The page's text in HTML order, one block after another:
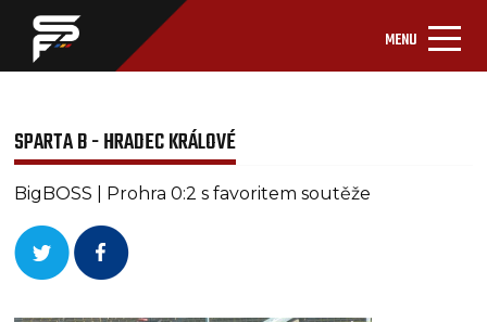
MENU
SPARTA B - HRADEC KRÁLOVÉ
BigBOSS | Prohra 0:2 s favoritem soutěže